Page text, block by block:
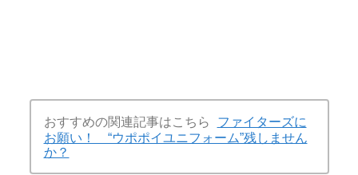
おすすめの関連記事はこちら
ファイターズに
お願い！ “ウポポイユニフォーム”残しません
か？